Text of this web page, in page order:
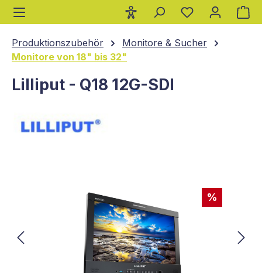
springen
Produktionszubehör
Monitore & Sucher
Monitore von 18" bis 32"
Lilliput - Q18 12G-SDI
%